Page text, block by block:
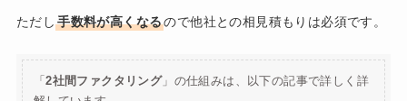
ただし手数料が高くなるので他社との相見積もりは必須です。
「2社間ファクタリング」の仕組みは、以下の記事で詳しく詳